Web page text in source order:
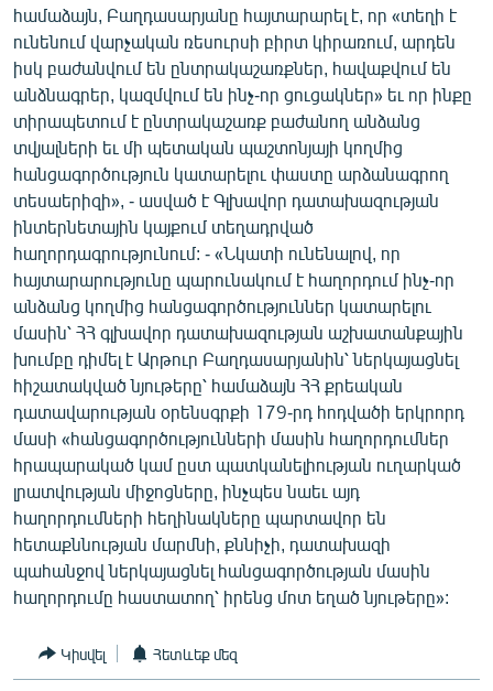
ՏՏ ԵՒ ԻՆՏԵՐՆԵՏ
ԿՈՐՈՆԱՎԻՐՈՒՍ
ԱՐԽԻՎ
ՏԵՍԱՆՅՈՒԹԵՐ
ԲԱՆԱՎԵՃ
ՁԳՏԵԼՈՎ ԼԱՎԱԳՈՒՅՆԻՆ
ՓՈԴՔԱՍԹ
Հայերեն
English
Русский
ՀԵՏԵՎԵՔ ՄԵԶ
«Ազատության» բոլոր կայքերը
համաձայն, Բաղդասարյանը հայտարարել է, որ «տեղի է
ունենում վարչական ռեսուրսի բիրտ կիրառում, արդեն
իսկ բաժանվում են ընտրակաշառքներ, հավաքվում են
անձնագրեր, կազմվում են ինչ-որ ցուցակներ» եւ որ ինքը
տիրապետում է ընտրակաշառք բաժանող անձանց
տվյալների եւ մի պետական պաշտոնյայի կողմից
հանցագործություն կատարելու փաստը արձանագրող
տեսաերիզի», - ասված է Գլխավոր դատախազության
ինտերնետային կայքում տեղադրված
հաղորդագրությունում: - «Նկատի ունենալով, որ
հայտարարությունը պարունակում է հաղորդում ինչ-որ
անձանց կողմից հանցագործություններ կատարելու
մասին՝ ՀՀ գլխավոր դատախազության աշխատանքային
խումբը դիմել է Արթուր Բաղդասարյանին՝ ներկայացնել
հիշատակված նյութերը՝ համաձայն ՀՀ քրեական
դատավարության օրենսգրքի 179-րդ հոդվածի երկրորդ
մասի «հանցագործությունների մասին հաղորդումներ
հրապարակած կամ ըստ պատկանելիության ուղարկած
լրատվության միջոցները, ինչպես նաեւ այդ
հաղորդումների հեղինակները պարտավոր են
հետաքննության մարմնի, քննիչի, դատախազի
պահանջով ներկայացնել հանցագործության մասին
հաղորդումը հաստատող՝ իրենց մոտ եղած նյութերը»:
Կիսվել Հետևեք մեզ